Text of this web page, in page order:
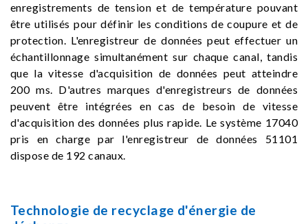
enregistrements de tension et de température pouvant
être utilisés pour définir les conditions de coupure et de
protection. L'enregistreur de données peut effectuer un
échantillonnage simultanément sur chaque canal, tandis
que la vitesse d'acquisition de données peut atteindre
200 ms. D'autres marques d'enregistreurs de données
peuvent être intégrées en cas de besoin de vitesse
d'acquisition des données plus rapide. Le système 17040
pris en charge par l'enregistreur de données 51101
dispose de 192 canaux.
Technologie de recyclage d'énergie de